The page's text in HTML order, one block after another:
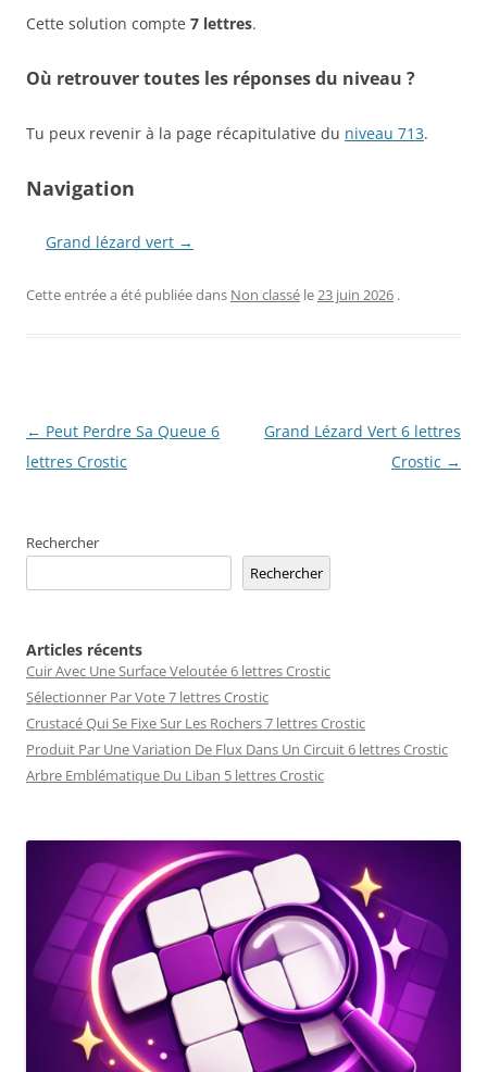
Cette solution compte 7 lettres.
Où retrouver toutes les réponses du niveau ?
Tu peux revenir à la page récapitulative du niveau 713.
Navigation
Grand lézard vert →
Cette entrée a été publiée dans Non classé le23 juin 2026 .
Navigation
des
← Peut Perdre Sa Queue 6
lettres Crostic
Grand Lézard Vert 6 lettres
Crostic →
Rechercher
Rechercher
Articles récents
Cuir Avec Une Surface Veloutée 6 lettres Crostic
Sélectionner Par Vote 7 lettres Crostic
Crustacé Qui Se Fixe Sur Les Rochers 7 lettres Crostic
Produit Par Une Variation De Flux Dans Un Circuit 6 lettres Crostic
Arbre Emblématique Du Liban 5 lettres Crostic